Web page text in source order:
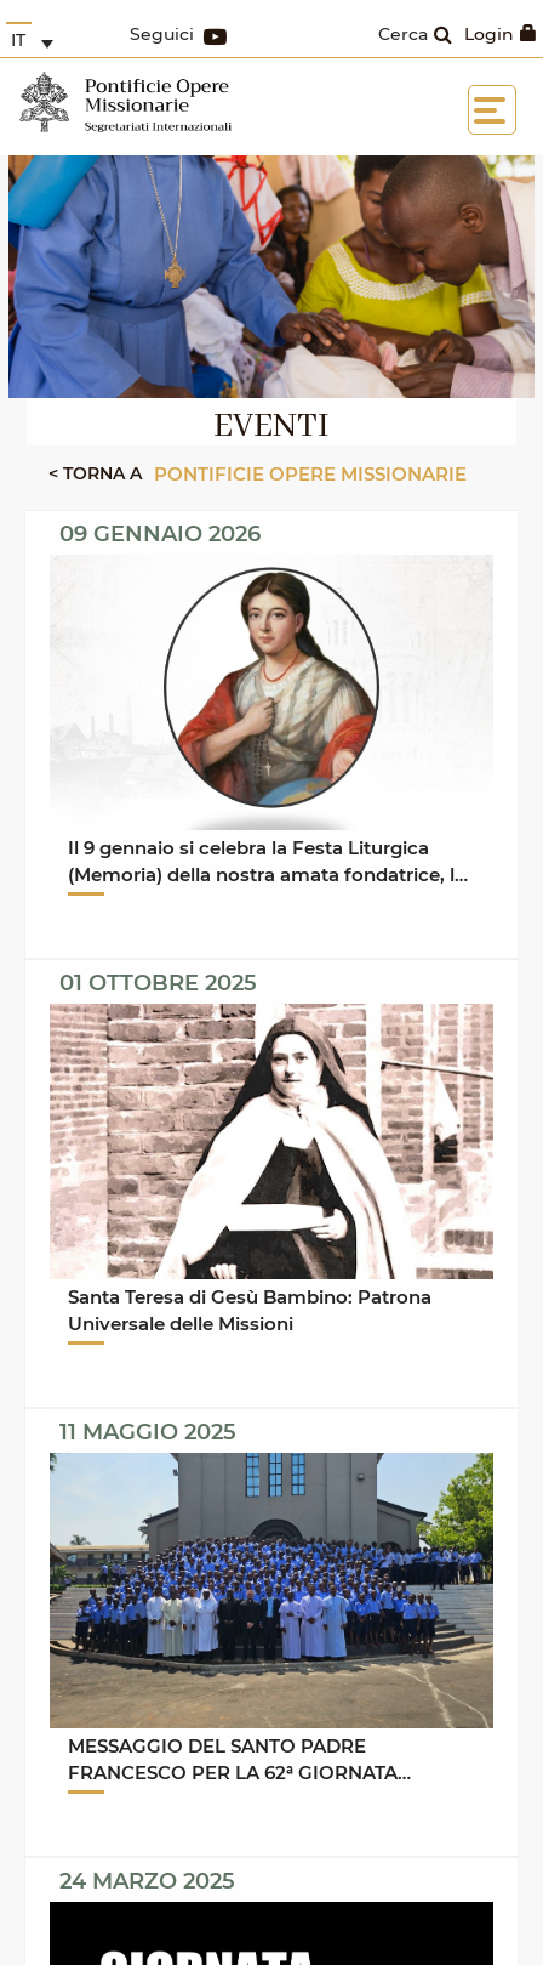
Login
Cerca
Seguici
IT
EVENTI
< TORNA A PONTIFICIE OPERE MISSIONARIE
09 GENNAIO 2026
Il 9 gennaio si celebra la Festa Liturgica
(Memoria) della nostra amata fondatrice, la
Beata Paolina ...
01 OTTOBRE 2025
Santa Teresa di Gesù Bambino: Patrona
Universale delle Missioni
11 MAGGIO 2025
MESSAGGIO DEL SANTO PADRE
FRANCESCO PER LA 62ª GIORNATA
MONDIALE DI PREGHIERA PER LE
24 MARZO 2025